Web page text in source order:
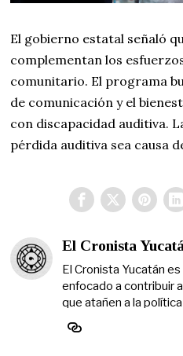
El gobierno estatal señaló
complementan los
comunitario. El programa
de comunicación y el
con discapacidad auditiva.
pérdida auditiva sea causa
El Cronista
El Cronista Yucatán
enfocado a contribuir
que atañen a la